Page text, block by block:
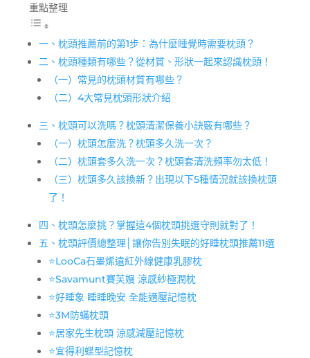
重點整理
一、枕頭推薦前的第1步：為什麼睡覺時需要枕頭？
二、枕頭種類有哪些？從材質、形狀一起來認識枕頭！
（一）常見的枕頭材質有哪些？
（二）4大常見枕頭形狀介紹
三、枕頭可以洗嗎？枕頭清潔保養小訣竅有哪些？
（一）枕頭怎麼洗？枕頭多久洗一次？
（二）枕頭套多久洗一次？枕頭套清洗頻率勿太低！
（三）枕頭多久該換新？出現以下5種情況就該換枕頭
了！
四、枕頭怎麼挑？掌握這4個枕頭挑選守則就對了！
五、枕頭評價總整理│讓你告別失眠的好睡枕頭推薦11選
⭐LooCa石墨烯遠紅外線健康乳膠枕
⭐Savamunt賽芙嫚 涼感紗極潤枕
⭐好睡象 睡睡晚安 全能適壓記憶枕
⭐3M防蟎枕頭
⭐居家先生枕頭 涼感減壓記憶枕
⭐宜得利蝶型記憶枕